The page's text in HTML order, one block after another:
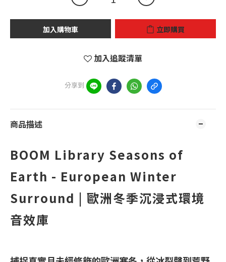
加入購物車 立即購買
加入追蹤清單
分享到
商品描述
BOOM Library Seasons of
Earth - European Winter
Surround | 歐洲冬季沉浸式環境
音效庫